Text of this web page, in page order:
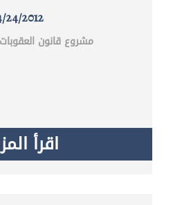
24/2012
مشروع قانون
اقرأ